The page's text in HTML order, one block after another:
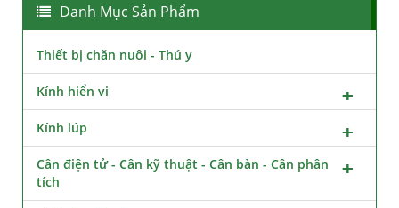
Danh Mục Sản Phẩm
Thiết bị chăn nuôi - Thú y
Kính hiển vi
Kính lúp
Cân điện tử - Cân kỹ thuật - Cân bàn - Cân phân
tích